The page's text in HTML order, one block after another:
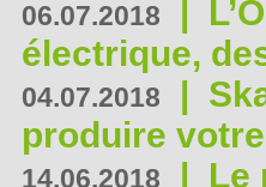
06.07.2018 |
électrique,
04.07.2018 |
produire
14.06.2018 | Le